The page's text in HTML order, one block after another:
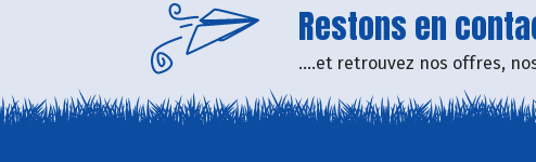
Restons en
....et retrouvez nos offres,